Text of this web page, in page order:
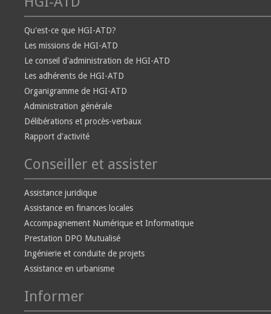
Qu'est-ce que HGI-ATD?
Les missions de HGI-ATD
Le conseil d'administration de HGI-ATD
Les adhérents de HGI-ATD
Organigramme de HGI-ATD
Administration générale
Délibérations et procès-verbaux
Rapport d'activité
Conseiller et assister
Assistance juridique
Assistance en finances locales
Accompagnement Numérique et Informatique
Prestation DPO Mutualisé
Ingénierie et conduite de projets
Assistance en urbanisme
Informer